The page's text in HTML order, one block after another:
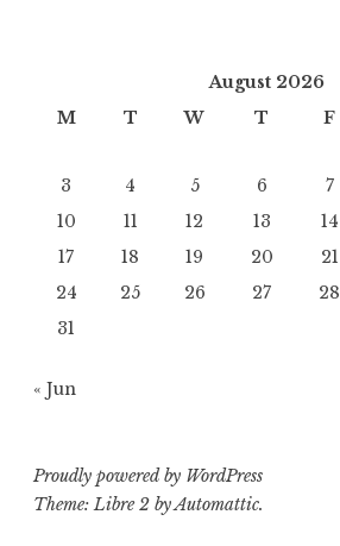
August 2026
M
T W T F
3
4 5 6 7
10
11 12 13 14
17
18 19 20 21
24
25 26 27 28
31
« Jun
Proudly powered by WordPress
Theme: Libre 2 byAutomattic.